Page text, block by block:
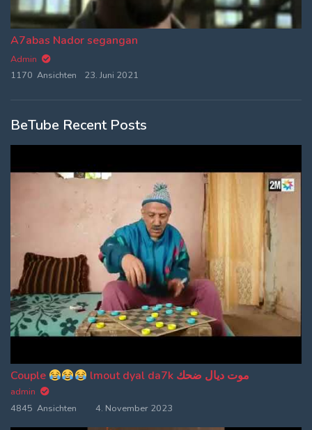
A7abas Nador segangan
Admin
1170 Ansichten
23. Juni 2021
BeTube Recent Posts
Couple lmout dyal da7k موت ديال ضحك
admin
4845 Ansichten
4. November 2023